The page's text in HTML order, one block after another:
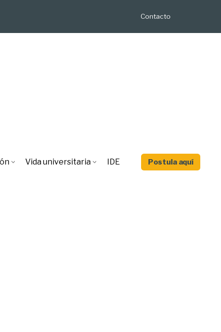
Contacto
Vida universitaria IDE Postula aquí